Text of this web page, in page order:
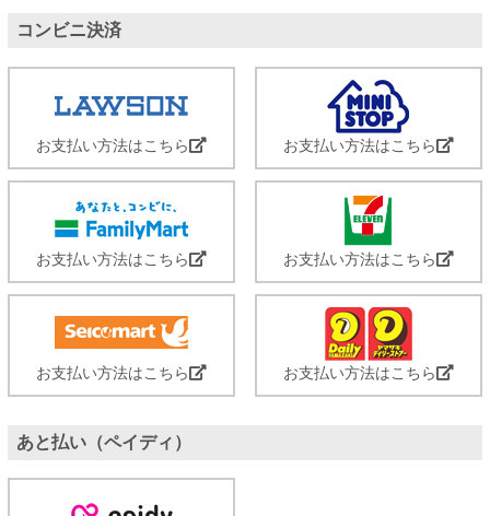
コンビニ決済
お支払い方法はこちら お支払い方法はこちら
お支払い方法はこちら お支払い方法はこちら
お支払い方法はこちら お支払い方法はこちら
あと払い（ペイディ）